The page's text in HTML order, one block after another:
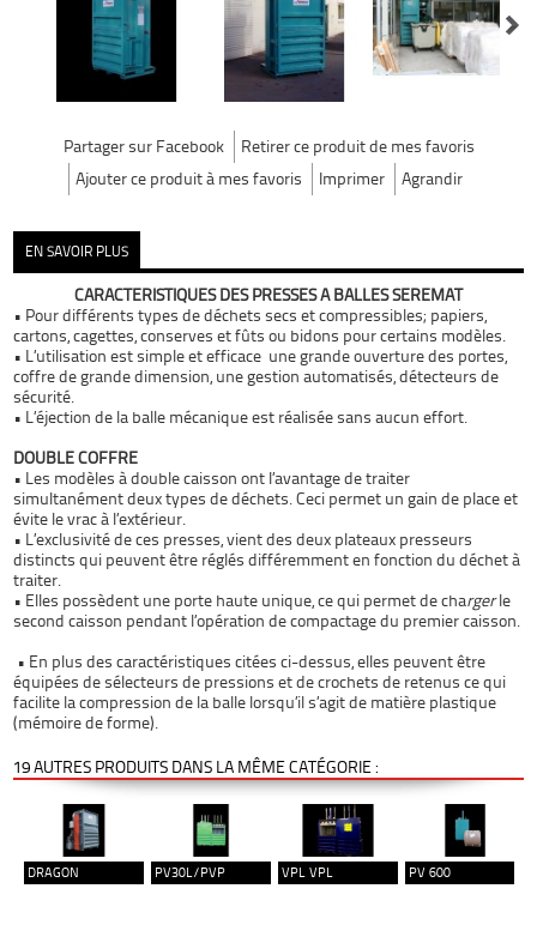
Partager sur Facebook
Retirer ce produit de mes favoris
Ajouter ce produit à mes favoris
Imprimer Agrandir
EN SAVOIR PLUS
CARACTERISTIQUES DES PRESSES A BALLES SEREMAT
• Pour différents types de déchets secs et compressibles; papiers,
cartons, cagettes, conserves et fûts ou bidons pour certains modèles.
• L’utilisation est simple et efficace une grande ouverture des portes,
coffre de grande dimension, une gestion automatisés, détecteurs de
sécurité.
• L’éjection de la balle mécaniqueest réalisée sans aucun effort.
DOUBLE COFFRE
• Les modèles à double caisson ont l’avantage de traiter
simultanément deux types de déchets. Ceci permet un gain de place et
évite le vrac à l’extérieur.
• L’exclusivité de ces presses, vient des deux plateaux presseurs
distincts qui peuvent être réglés différemment en fonction du déchet à
traiter.
• Elles possèdent une porte haute unique, ce qui permet de chargerle
second caisson pendant l’opération de compactage du premier caisson.
• En plus des caractéristiques citées ci-dessus, elles peuvent être
équipées de sélecteurs de pressions et de crochets de retenus ce qui
facilite la compression de la balle lorsqu’il s’agit de matière plastique
(mémoire de forme).
19 AUTRES PRODUITS DANS LA MÊME CATÉGORIE :
DRAGON PV30L/PVP VPL VPL PV 600